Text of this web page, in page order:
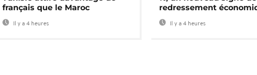
français que le Maroc
Il y a 4 heures
redressement
Il y a 4 heures